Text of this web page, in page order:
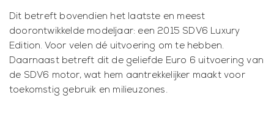
Dit betreft bovendien het laatste en meest
doorontwikkelde modeljaar: een 2015 SDV6 Luxury
Edition. Voor velen dé uitvoering om te hebben.
Daarnaast betreft dit de geliefde Euro 6 uitvoering van
de SDV6 motor, wat hem aantrekkelijker maakt voor
toekomstig gebruik en milieuzones.